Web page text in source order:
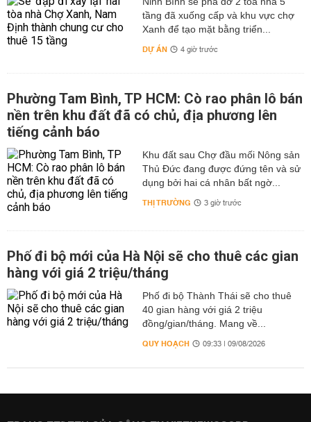
tầng đã xuống cấp và khu vực chợ
Xanh để tạo mặt bằng triển...
DỰ ÁN 4 giờ trước
Phường Tam Bình, TP HCM: Cò rao phân lô bán
nền trên khu đất đã có chủ, địa phương lên
tiếng cảnh báo
Khu đất sau Chợ đầu mối Nông sản
Thủ Đức đang được đứng tên và sử
dụng bởi hai cá nhân bất ngờ...
THỊ TRƯỜNG 3 giờ trước
Phố đi bộ mới của Hà Nội sẽ cho thuê các gian
hàng với giá 2 triệu/tháng
Phố đi bộ Thành Thái sẽ cho thuê
40 gian hàng với giá 2 triệu
đồng/gian/tháng. Mang về...
QUY HOẠCH 09:33 | 09/08/2026